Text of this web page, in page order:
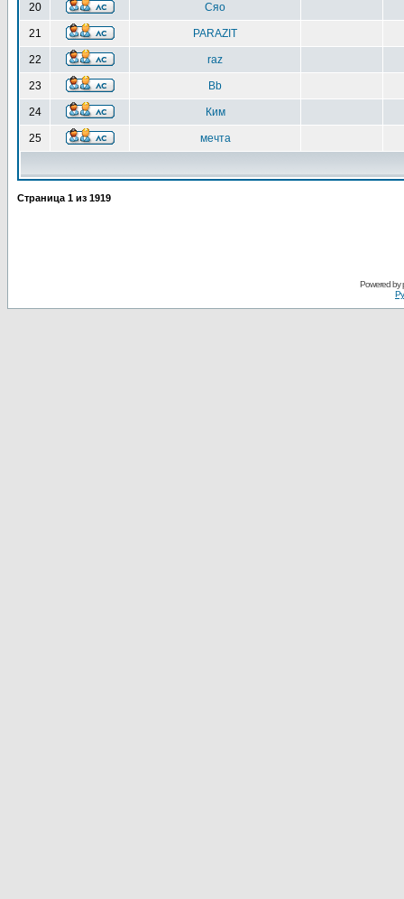
20 Сяо
21 PARAZIT
22 raz
23 Bb
24 Ким
25 мечта
Страница 1 из 1919
Powered by